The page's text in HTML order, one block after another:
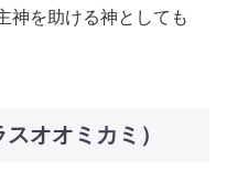
神を助ける神としても
オオミカミ）